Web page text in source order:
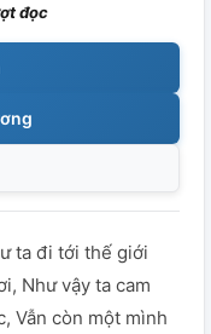
đọc
ta đi tới thế giới
Như vậy ta cam
Vẫn còn một mình